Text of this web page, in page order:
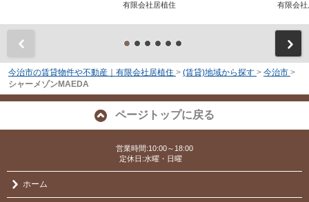
有限会社居植住 有限会
今治市の賃貸物件や不動産｜有限会社居植住 > (賃貸)地域から探す > 今治市 >
シャーメゾンMAEDA
ページトップに戻る
営業時間:10:00～18:00
定休日:水曜・日曜
ホーム